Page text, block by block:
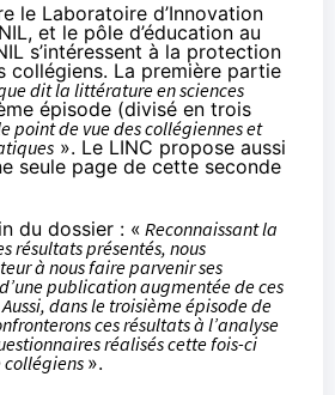
le Laboratoire d’Innovation
et le pôle d’éducation au
s’intéressent à la protection
collégiens. La première partie
dit la littérature en sciences
épisode (divisé en trois
point de vue des collégiennes et
». Le LINC propose aussi
seule page de cette seconde
du dossier : « Reconnaissant la
résultats présentés, nous
à nous faire parvenir ses
publication augmentée de ces
dans le troisième épisode de
ces résultats à l’analyse
réalisés cette fois-ci
collégiens ».